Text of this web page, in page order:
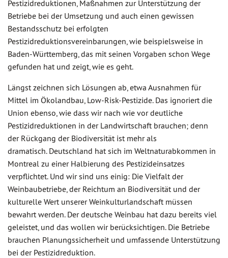
Pestizidreduktionen, Maßnahmen zur Unterstützung der
Betriebe bei der Umsetzung und auch einen gewissen
Bestandsschutz bei erfolgten
Pestizidreduktionsvereinbarungen, wie beispielsweise in
Baden-Württemberg, das mit seinen Vorgaben schon Wege
gefunden hat und zeigt, wie es geht.
Längst zeichnen sich Lösungen ab, etwa Ausnahmen für
Mittel im Ökolandbau, Low-Risk-Pestizide. Das ignoriert die
Union ebenso, wie dass wir nach wie vor deutliche
Pestizidreduktionen in der Landwirtschaft brauchen; denn
der Rückgang der Biodiversität ist mehr als
dramatisch. Deutschland hat sich im Weltnaturabkommen in
Montreal zu einer Halbierung des Pestizideinsatzes
verpflichtet. Und wir sind uns einig: Die Vielfalt der
Weinbaubetriebe, der Reichtum an Biodiversität und der
kulturelle Wert unserer Weinkulturlandschaft müssen
bewahrt werden. Der deutsche Weinbau hat dazu bereits viel
geleistet, und das wollen wir berücksichtigen. Die Betriebe
brauchen Planungssicherheit und umfassende Unterstützung
bei der Pestizidreduktion.